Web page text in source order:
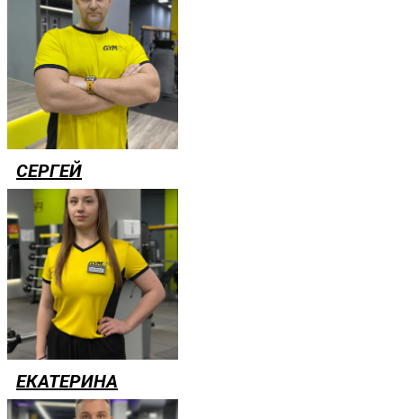
СЕРГЕЙ
ЕКАТЕРИНА